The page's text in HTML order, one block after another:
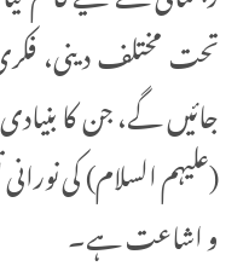
تحت مختلف دینی،
جائیں گے، جن کا
(علیہم السلام) کی
و اشاعت ہے۔